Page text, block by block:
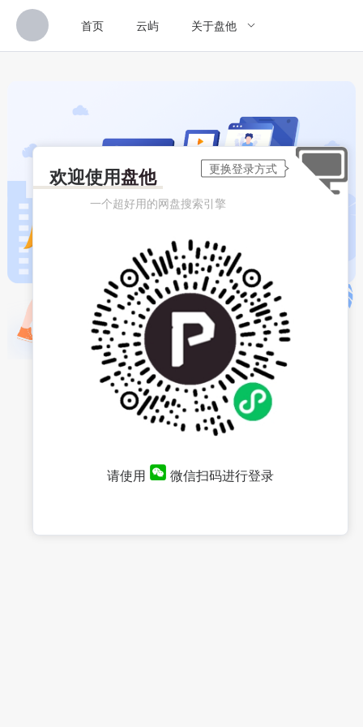
首页 云屿 关于盘他
欢迎使用盘他
一个超好用的网盘搜索引擎
请使用 微信扫码进行登录